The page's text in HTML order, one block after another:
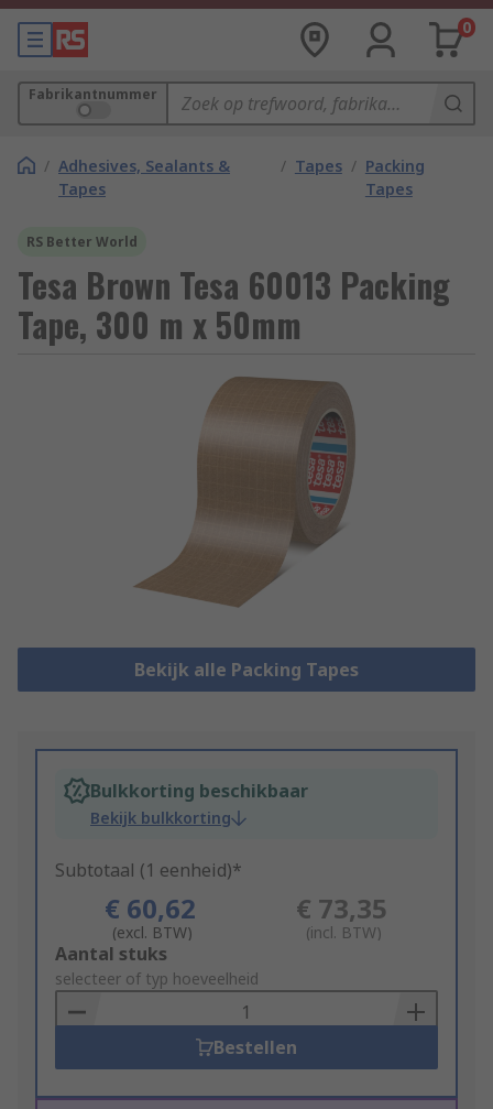
0
Fabrikantnummer
/ Adhesives, Sealants &
Tapes
/ Tapes / Packing
Tapes
RS Better World
Tesa Brown Tesa 60013 Packing
Tape, 300 m x 50mm
Bekijk alle Packing Tapes
Bulkkorting beschikbaar
Bekijk bulkkorting
Subtotaal (1 eenheid)*
€ 60,62
(excl. BTW)
€ 73,35
(incl. BTW)
Add
to
Basket
Aantal stuks
selecteer of typ hoeveelheid
Bestellen